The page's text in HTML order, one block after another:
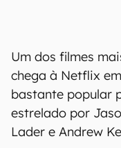
Um dos filmes
chega à Netflix
bastante popular
estrelado por
Lader e Andrew